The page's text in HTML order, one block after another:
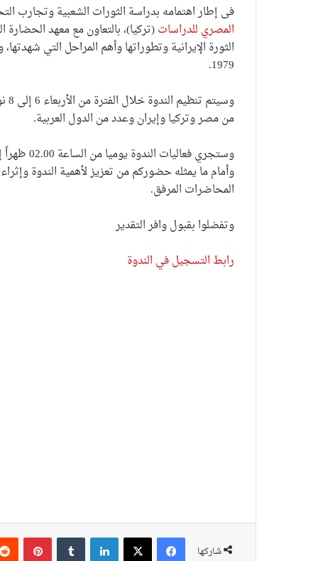
فى إطار اهتمامه بدراسة الثورات الشعبية وتجارب
المصري للدراسات(تركيا)، بالتعاون مع معهد
1979.
من مصر وتركيا وإيران وعدد من الدول العربية.
وستجري فعاليات الندوة يوميا من الساعة 02.00 ظهراً إلى الساعة 18.00 مساء.
وأمام ما يمثله حضوركم من تعزيز لأهمية الندوة
المحاضرات المرفق.
وتفضلوا بقبول وافر التقدير
رابط التسجيل في الندوة
شاركها
فيسبوك ‫X لينكدإن